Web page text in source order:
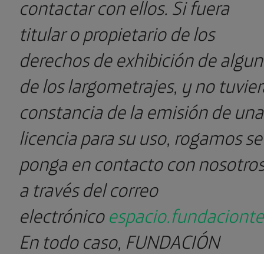
contactar con ellos. Si fuera
titular o propietario de los
derechos de exhibición de
de los largometrajes, y no
constancia de la emisión de una
licencia para su uso, rogamos se
ponga en contacto con
a través del correo
electrónico
En todo caso, FUNDACIÓN